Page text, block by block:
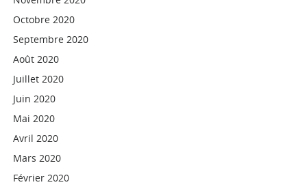
Octobre 2020
Septembre 2020
Août 2020
Juillet 2020
Juin 2020
Mai 2020
Avril 2020
Mars 2020
Février 2020